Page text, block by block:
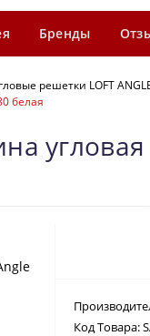
Бренды
решетки LOFT
белая
угловая
Код Товара: